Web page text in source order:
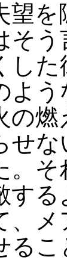
望を
そう
し
よう
の
せ
。そ
する
、メ
るこ